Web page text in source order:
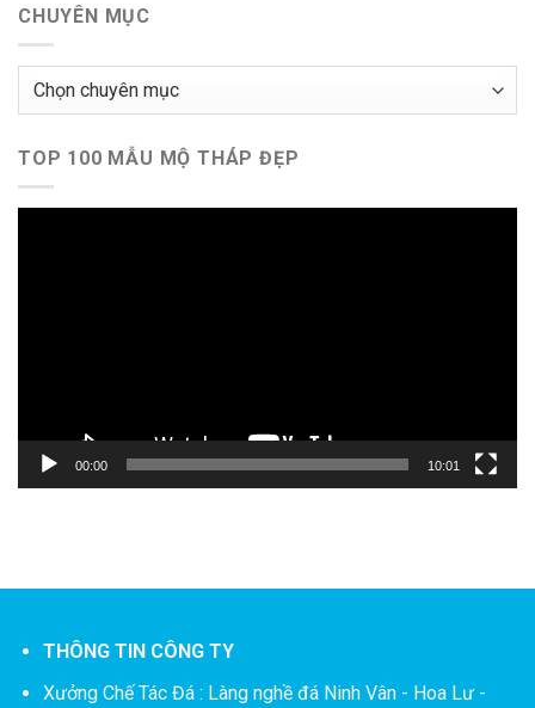
CHUYÊN MỤC
Chuyên
TOP 100 MẪU MỘ THÁP ĐẸP
00:00 10:01
THÔNG TIN CÔNG TY
Xưởng Chế Tác Đá : Làng nghề đá Ninh Vân - Hoa Lư -